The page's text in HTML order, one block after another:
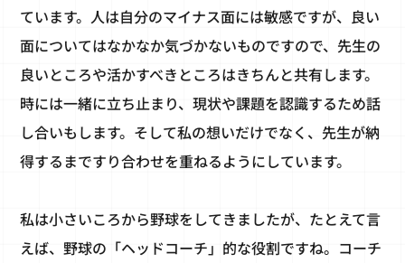
ています。人は自分のマイナス面には敏感ですが、良い
面についてはなかなか気づかないものですので、先生の
良いところや活かすべきところはきちんと共有します。
時には一緒に立ち止まり、現状や課題を認識するため話
し合いもします。そして私の想いだけでなく、先生が納
得するまですり合わせを重ねるようにしています。
私は小さいころから野球をしてきましたが、たとえて言
えば、野球の「ヘッドコーチ」的な役割ですね。コーチ